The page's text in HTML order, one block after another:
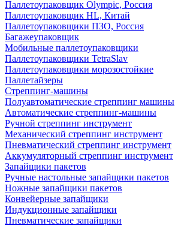
Паллетоупаковщик Olympic, Россия
Паллетоупаковщик HL, Китай
Паллетоупаковщики ПЗО, Россия
Багажеупаковщик
Мобильные паллетоупаковщики
Паллетоупаковщики TetraSlav
Паллетоупаковщики морозостойкие
Паллетайзеры
Стреппинг-машины
Полуавтоматические стреппинг машины
Автоматические стреппинг-машины
Ручной стреппинг инструмент
Механический стреппинг инструмент
Пневматический стреппинг инструмент
Аккумуляторный стреппинг инструмент
Запайщики пакетов
Ручные настольные запайщики пакетов
Ножные запайщики пакетов
Конвейерные запайщики
Индукционные запайщики
Пневматические запайщики